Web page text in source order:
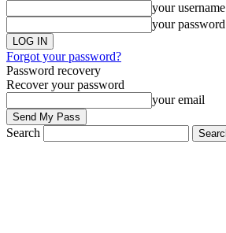
your username
your password
Forgot your password?
Password recovery
Recover your password
your email
Search